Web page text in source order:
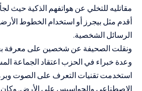
مقاتليه للتخلي عن هواتفهم الذكية حيث
أقدم مثل بيجرز أو استخدام الخطوط
الرسائل الشخصية.
ونقلت الصحيفة عن شخصين على معرفة
وعدة خبراء في الحزب اعتقاد الجماعة
استخدمت تقنيات التعرف على الصوت
الاصطناعي والجواسيس على الأرض.